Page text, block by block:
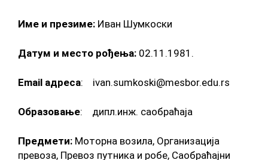
Име и презиме: Иван Шумкоски
Датум и место рођења: 02.11.1981.
Email адреса: ivan.sumkoski@mesbor.edu.rs
Образовање: дипл.инж. саобраћаја
Предмети: Моторна возила, Организација
превоза, Превоз путника и робе, Саобраћајни